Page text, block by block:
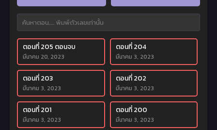
ตอนที่ 205 ตอนจบ
มีนาคม 20, 2023
ตอนที่ 204
มีนาคม 3, 2023
ตอนที่ 203
มีนาคม 3, 2023
ตอนที่ 202
มีนาคม 3, 2023
ตอนที่ 201
มีนาคม 3, 2023
ตอนที่ 200
มีนาคม 3, 2023